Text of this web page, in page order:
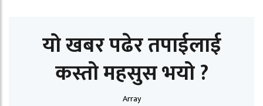
यो खबर पढेर तपाईलाई
कस्तो महसुस भयो ?
Array